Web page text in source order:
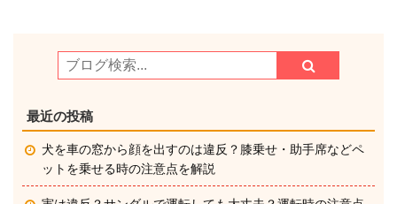
最近の投稿
犬を車の窓から顔を出すのは違反？膝乗せ・助手席などペ
ットを乗せる時の注意点を解説